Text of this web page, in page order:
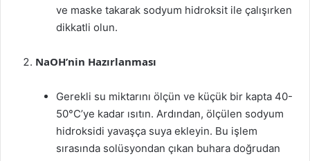
ve maske takarak sodyum hidroksit ile çalışırken
dikkatli olun.
NaOH’nin Hazırlanması
Gerekli su miktarını ölçün ve küçük bir kapta 40-
50°C’ye kadar ısıtın. Ardından, ölçülen sodyum
hidroksidi yavaşça suya ekleyin. Bu işlem
sırasında solüsyondan çıkan buhara doğrudan